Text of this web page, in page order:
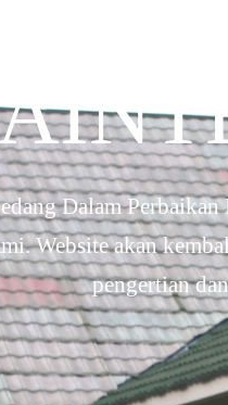
Dalam
Website akan
pengertian